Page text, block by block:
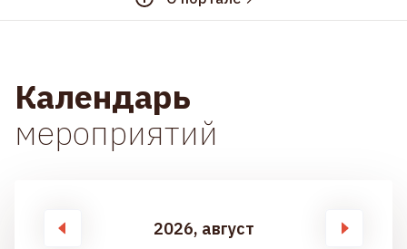
Календарь
мероприятий
2026, август